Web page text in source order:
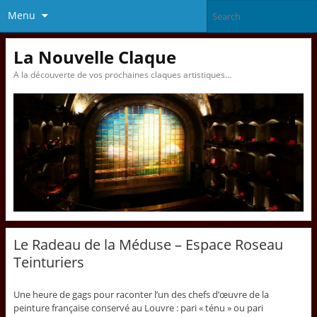
Menu
La Nouvelle Claque
A la découverte de vos prochaines claques artistiques…
Le Radeau de la Méduse – Espace Roseau
Teinturiers
Une heure de gags pour raconter l’un des chefs d’œuvre de la
peinture française conservé au Louvre : pari « ténu » ou pari